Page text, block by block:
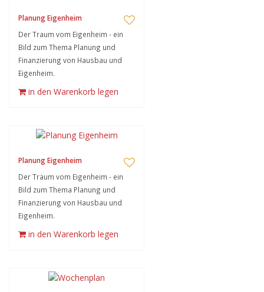
Planung Eigenheim
Der Traum vom Eigenheim - ein
Bild zum Thema Planung und
Finanzierung von Hausbau und
Eigenheim.
in den Warenkorb legen
Planung Eigenheim
Der Traum vom Eigenheim - ein
Bild zum Thema Planung und
Finanzierung von Hausbau und
Eigenheim.
in den Warenkorb legen